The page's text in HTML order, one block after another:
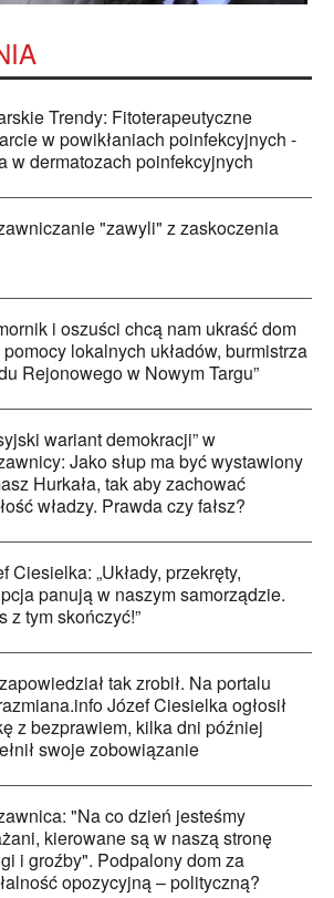
Trendy: Fitoterapeutyczne
w powikłaniach poinfekcyjnych -
w dermatozach poinfekcyjnych
"zawyli" z zaskoczenia
i oszuści chcą nam ukraść dom
lokalnych układów, burmistrza
Rejonowego w Nowym Targu”
wariant demokracji” w
Jako słup ma być wystawiony
Hurkała, tak aby zachować
władzy. Prawda czy fałsz?
Ciesielka: „Układy, przekręty,
panują w naszym samorządzie.
z tym skończyć!”
tak zrobił. Na portalu
Józef Ciesielka ogłosił
z bezprawiem, kilka dni później
swoje zobowiązanie
"Na co dzień jesteśmy
kierowane są w naszą stronę
i groźby". Podpalony dom za
opozycyjną – polityczną?